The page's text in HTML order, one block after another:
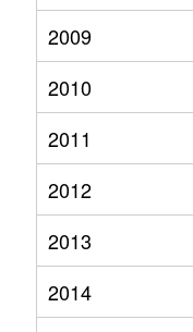
2009
2010
2011
2012
2013
2014